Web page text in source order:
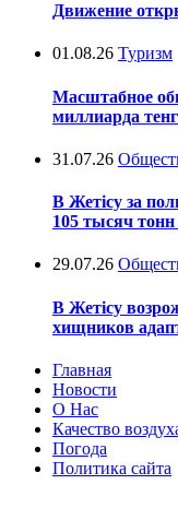
Движение
01.08.26 Туризм
Масштабное
миллиарда
31.07.26
В Жетісу за
105 тысяч
29.07.26
В Жетісу
хищников
Главная
Новости
О Нас
Качество
Погода
Политика сайта